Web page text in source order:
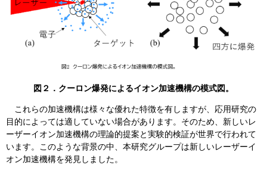
​図２．クーロン爆発によるイオン加速機構の模式図。
これらの加速機構は様々な優れた特徴を有しますが、応用研究の
目的によっては適していない場合があります。そのため、新しいレ
ーザーイオン加速機構の理論的提案と実験的検証が世界で行われて
います。このような背景の中、本研究グループは新しいレーザーイ
オン加速機構を発見しました。​